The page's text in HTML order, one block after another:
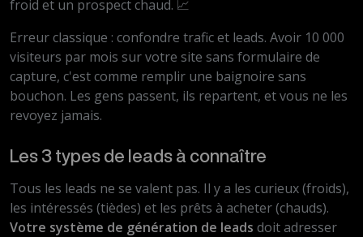
froid et un prospect chaud. 📈
Erreur classique : confondre trafic et leads. Avoir 10 000
visiteurs par mois sur votre site sans formulaire de
capture, c'est comme remplir une baignoire sans
bouchon. Les gens passent, ils repartent, et vous ne les
revoyez jamais.
Les 3 types de leads à connaître
Tous les leads ne se valent pas. Il y a les curieux (froids),
les intéressés (tièdes) et les prêts à acheter (chauds).
Votre système de génération de leads doit adresser